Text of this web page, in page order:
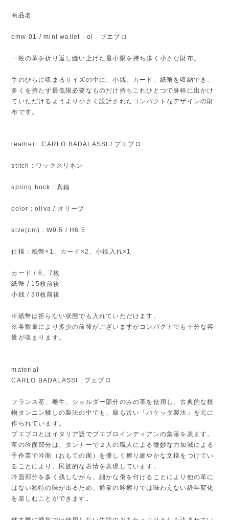
商品名
cmw-01 / mini wallet - ol - プエブロ
一枚の革を折り返し縫い上げた最小限を持ち歩く小さな財布。
手のひらに収まるサイズの中に、小銭、カード、紙幣を収納でき、
多くを持たず最低限必要なものだけ持ちこれひとつで身軽に出かけ
ていただけるようより小さく設計されたコンパクトなデザインの財
布です。
leather : CARLO BADALASSI / プエブロ
stitch : ワックスリネン
spring hock : 真鍮
color : oliva / オリーブ
size(cm) : W9.5 / H6.5
仕様：紙幣×1、カード×2、小銭入れ×1
カード / 6、7枚
紙幣 / 15枚前後
小銭 / 30枚前後
※紙幣は折らない状態でも入れていただけます。
※各数量により多少の前後がございますがコンパクトでも十分な容
量が収まります。
material
CARLO BADALASSI : プエブロ
フランス産、雌牛、ショルダー部分のみの革を使用し、古典的な植
物タンニン鞣しの製法の中でも、最も古い「バケッタ製法」を元に
作られています。
プエブロとはイタリア語でプエブロインディアンの集落を表ます。
革の吟面部分は、タンナーで２人の職人による微妙な力加減による
手作業で吟面（おもての面）を優しく擦り細やかな文様をつけてい
ることにより、民族的な表情を表現しています。
吟面部分を多く残しながら、細かな傷を付けることにより他の革に
はない独特の味が出るため、通常の吟擦りでは味わえない経年変化
を楽しむことができます。